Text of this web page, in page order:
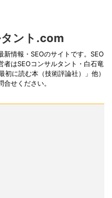
ント.com
新情報・SEOのサイトです。SEO
者はSEOコンサルタント・白石竜
に読む本（技術評論社）」他）
せください。